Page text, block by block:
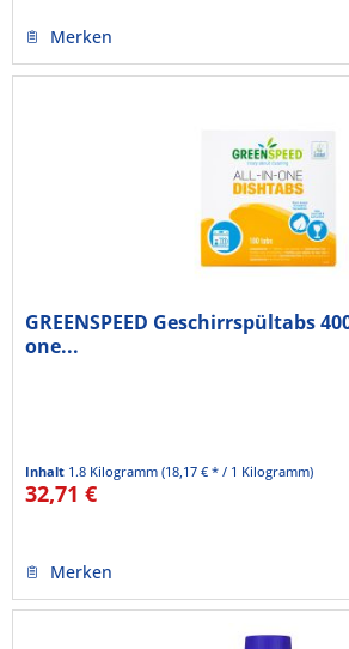
Merken
GREENSPEED Geschirrspültabs
one...
Inhalt 1.8 Kilogramm(18,17 € * / 1 Kilogramm)
32,71 €
Merken